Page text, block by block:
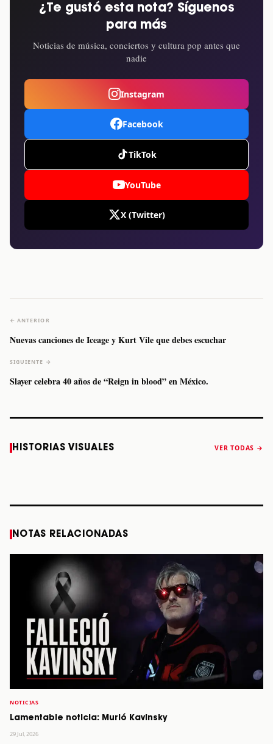
¿Te gustó esta nota? Síguenos
para más
Noticias de música, conciertos y cultura pop antes que
nadie
Instagram
Facebook
TikTok
YouTube
X (Twitter)
← ANTERIOR
Nuevas canciones de Iceage y Kurt Vile que debes escuchar
SIGUIENTE →
Slayer celebra 40 años de “Reign in blood” en México.
HISTORIAS VISUALES VER TODAS →
Caifanes regresa
a Monterrey el
Fallece Felipe
Staiti, guitarrista
anuncia “Reality
NOTAS RELACIONADAS
NOTICIAS
Lamentable noticia: Murió Kavinsky
29 Jul, 2026